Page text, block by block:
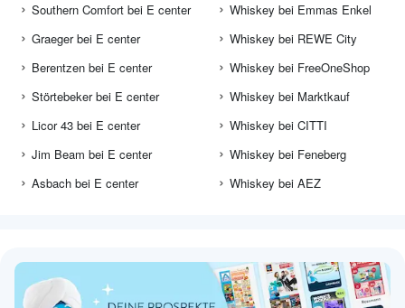
Southern Comfort bei E center
Graeger bei E center
Berentzen bei E center
Störtebeker bei E center
Licor 43 bei E center
Jim Beam bei E center
Asbach bei E center
Whiskey bei Emmas Enkel
Whiskey bei REWE City
Whiskey bei FreeOneShop
Whiskey bei Marktkauf
Whiskey bei CITTI
Whiskey bei Feneberg
Whiskey bei AEZ